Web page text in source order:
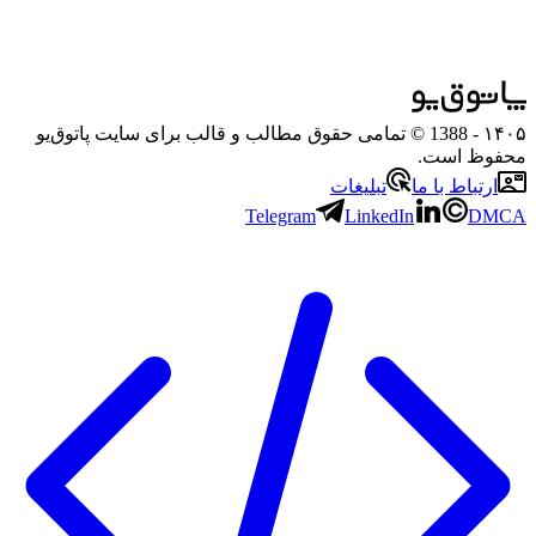
۱۴۰۵
- 1388 © تمامی حقوق مطالب و قالب برای سایت پاتوق‌یو
محفوظ است.
ارتباط با ما
تبلیغات
Telegram
LinkedIn DMCA